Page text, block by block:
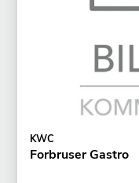
KWC
Forbruser Gastro